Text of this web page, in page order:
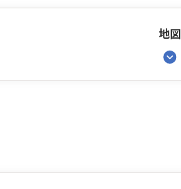
地図